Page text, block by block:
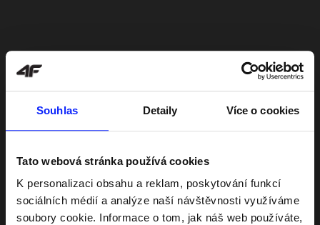
Souhlas Detaily Více o cookies
Tato webová stránka používá cookies
K personalizaci obsahu a reklam, poskytování funkcí
sociálních médií a analýze naší návštěvnosti využíváme
soubory cookie. Informace o tom, jak náš web používáte,